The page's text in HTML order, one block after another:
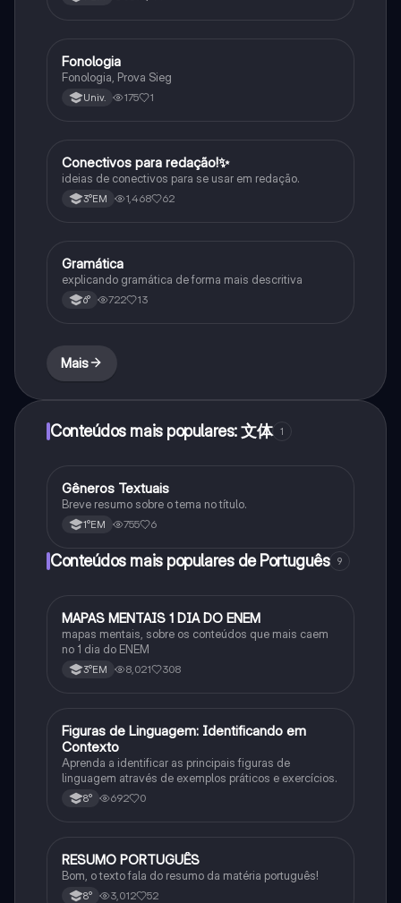
Português
Fonologia
Fonologia, Prova Sieg
Univ. 175 1
Português
Conectivos para redação!✨
ideias de conectivos para se usar em redação.
3°EM 1,468 62
Português
Gramática
explicando gramática de forma mais descritiva
6° 722 13
Mais
Conteúdos mais populares: 文体 1
Português
Gêneros Textuais
Breve resumo sobre o tema no título.
1°EM 755 6
Conteúdos mais populares de Português 9
Português
MAPAS MENTAIS 1 DIA DO ENEM
mapas mentais, sobre os conteúdos que mais caem
no 1 dia do ENEM
3°EM 8,021 308
FPortuguês
Figuras de Linguagem: Identificando em
Contexto
Aprenda a identificar as principais figuras de
linguagem através de exemplos práticos e exercícios.
8° 692 0
Português
RESUMO PORTUGUÊS
Bom, o texto fala do resumo da matéria português!
8° 3,012 52